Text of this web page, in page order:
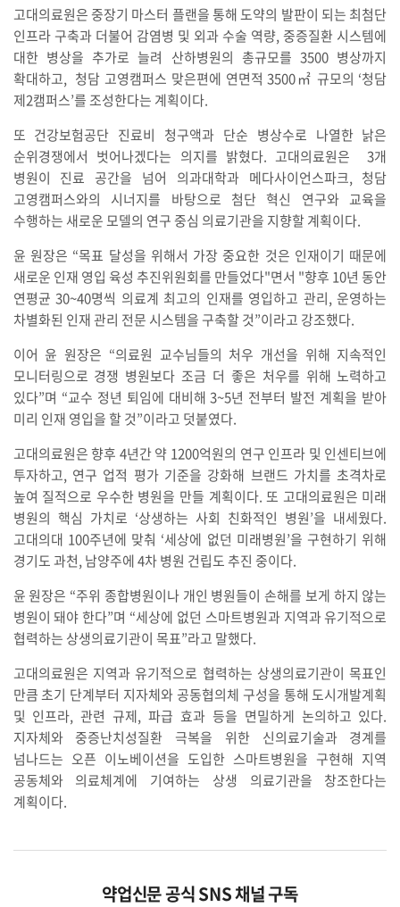
고대의료원은 중장기 마스터 플랜을 통해 도약의 발판이 되는 최첨단
인프라 구축과 더불어 감염병 및 외과 수술 역량, 중증질환 시스템에
대한 병상을 추가로 늘려 산하병원의 총규모를 3500 병상까지
확대하고, 청담 고영캠퍼스 맞은편에 연면적 3500㎡ 규모의 ‘청담
제2캠퍼스’를 조성한다는 계획이다.
또 건강보험공단 진료비 청구액과 단순 병상수로 나열한 낡은
순위경쟁에서 벗어나겠다는 의지를 밝혔다. 고대의료원은 3개
병원이 진료 공간을 넘어 의과대학과 메다사이언스파크, 청담
고영캠퍼스와의 시너지를 바탕으로 첨단 혁신 연구와 교육을
수행하는 새로운 모델의 연구 중심 의료기관을 지향할 계획이다.
윤 원장은 “목표 달성을 위해서 가장 중요한 것은 인재이기 때문에
새로운 인재 영입 육성 추진위원회를 만들었다"면서 "향후 10년 동안
연평균 30~40명씩 의료계 최고의 인재를 영입하고 관리, 운영하는
차별화된 인재 관리 전문 시스템을 구축할 것”이라고 강조했다.
이어 윤 원장은 “의료원 교수님들의 처우 개선을 위해 지속적인
모니터링으로 경쟁 병원보다 조금 더 좋은 처우를 위해 노력하고
있다”며 “교수 정년 퇴임에 대비해 3~5년 전부터 발전 계획을 받아
미리 인재 영입을 할 것”이라고 덧붙였다.
고대의료원은 향후 4년간 약 1200억원의 연구 인프라 및 인센티브에
투자하고, 연구 업적 평가 기준을 강화해 브랜드 가치를 초격차로
높여 질적으로 우수한 병원을 만들 계획이다. 또 고대의료원은 미래
병원의 핵심 가치로 ‘상생하는 사회 친화적인 병원’을 내세웠다.
고대의대 100주년에 맞춰 ‘세상에 없던 미래병원’을 구현하기 위해
경기도 과천, 남양주에 4차 병원 건립도 추진 중이다.
윤 원장은 “주위 종합병원이나 개인 병원들이 손해를 보게 하지 않는
병원이 돼야 한다”며 “세상에 없던 스마트병원과 지역과 유기적으로
협력하는 상생의료기관이 목표”라고 말했다.
고대의료원은 지역과 유기적으로 협력하는 상생의료기관이 목표인
만큼 초기 단계부터 지자체와 공동협의체 구성을 통해 도시개발계획
및 인프라, 관련 규제, 파급 효과 등을 면밀하게 논의하고 있다.
지자체와 중증난치성질환 극복을 위한 신의료기술과 경계를
넘나드는 오픈 이노베이션을 도입한 스마트병원을 구현해 지역
공동체와 의료체계에 기여하는 상생 의료기관을 창조한다는
계획이다.
약업신문 공식 SNS 채널 구독